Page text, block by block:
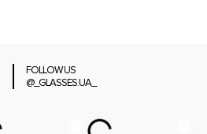
FOLLOW US
@_GLASSES.UA_